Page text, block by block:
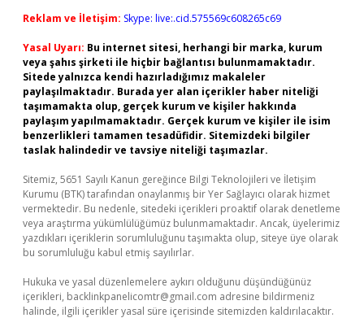
Reklam ve İletişim: Skype: live:.cid.575569c608265c69
Yasal Uyarı: Bu internet sitesi, herhangi bir marka, kurum
veya şahıs şirketi ile hiçbir bağlantısı bulunmamaktadır.
Sitede yalnızca kendi hazırladığımız makaleler
paylaşılmaktadır. Burada yer alan içerikler haber niteliği
taşımamakta olup, gerçek kurum ve kişiler hakkında
paylaşım yapılmamaktadır. Gerçek kurum ve kişiler ile isim
benzerlikleri tamamen tesadüfidir. Sitemizdeki bilgiler
taslak halindedir ve tavsiye niteliği taşımazlar.
Sitemiz, 5651 Sayılı Kanun gereğince Bilgi Teknolojileri ve İletişim
Kurumu (BTK) tarafından onaylanmış bir Yer Sağlayıcı olarak hizmet
vermektedir. Bu nedenle, sitedeki içerikleri proaktif olarak denetleme
veya araştırma yükümlülüğümüz bulunmamaktadır. Ancak, üyelerimiz
yazdıkları içeriklerin sorumluluğunu taşımakta olup, siteye üye olarak
bu sorumluluğu kabul etmiş sayılırlar.
Hukuka ve yasal düzenlemelere aykırı olduğunu düşündüğünüz
içerikleri, backlinkpanelicomtr@gmail.com adresine bildirmeniz
halinde, ilgili içerikler yasal süre içerisinde sitemizden kaldırılacaktır.